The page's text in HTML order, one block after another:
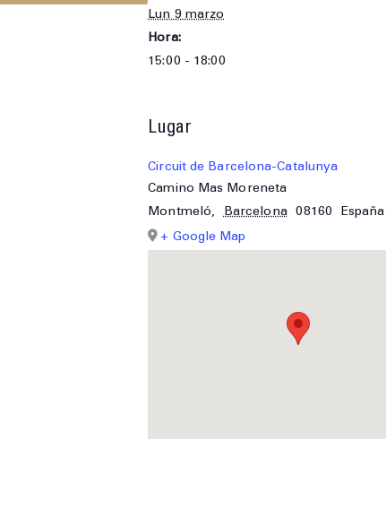
Lun 9 marzo
Hora:
15:00 - 18:00
Lugar
Circuit de Barcelona-Catalunya
Camino Mas Moreneta
Montmeló, Barcelona 08160
España
+ Google Map